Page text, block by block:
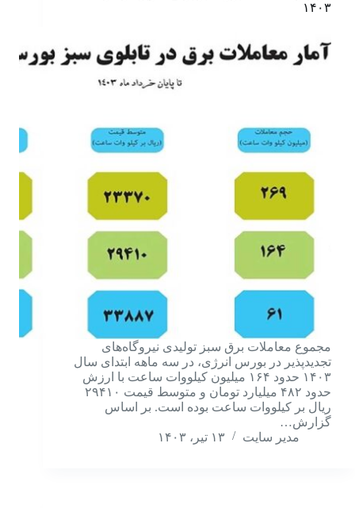
۱۴۰۳
مجموع معاملات برق سبز تولیدی نیروگاه‌های
تجدیدپذیر در بورس انرژی، در سه ماهه ابتدای سال
۱۴۰۳ حدود ۱۶۴ میلیون کیلووات ساعت با ارزش
حدود ۴۸۲ میلیارد تومان و متوسط قیمت ۲۹۴۱۰
ریال بر کیلووات ساعت بوده است. بر اساس
گزارش…
مدیر سایت
۱۳ تیر، ۱۴۰۳